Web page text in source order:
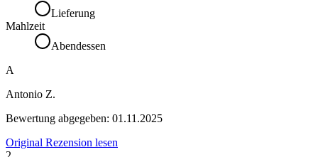
Lieferung
Mahlzeit
Abendessen
A
Antonio Z.
Bewertung abgegeben: 01.11.2025
Original Rezension lesen